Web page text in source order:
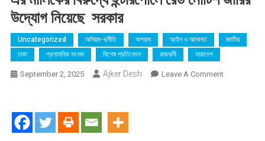
উদ্যোগ নিয়েছে সরকার
Uncategorized অনিয়ম-দুর্নীতি অপরাধ আইন ও আদালত
জাতীয়
ঢাকা
প্রশাসনিক সংবাদ বিশেষ প্রতিবেদন রাজধানী সারাদেশ
September 2, 2025 Ajker Desh Leave A CommentOn